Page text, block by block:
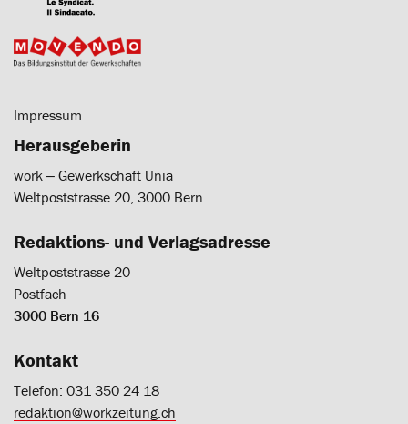
Impressum
Herausgeberin
work ‒ Gewerkschaft Unia
Weltpoststrasse 20, 3000 Bern
Redaktions- und Verlagsadresse
Weltpoststrasse 20
Postfach
3000 Bern 16
Kontakt
Telefon: 031 350 24 18
redaktion@workzeitung.ch